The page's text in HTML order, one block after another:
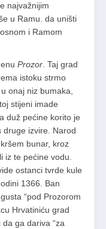
najvažnijim
u Ramu. da uništi
i Ramom
Prozor . Taj grad
istoku strmo
onaj niz bumaka,
stijeni imade
duž pećine korito je
druge izvire. Narod
bunar, kroz
iz te pećine vodu.
ostanci tvrde kule
1366. Ban
“pod Prozorom
Hrvatiniću grad
ga dariva “za